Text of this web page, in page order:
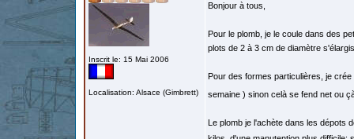
Inscrit le: 15 Mai 2006
Localisation: Alsace (Gimbrett)
Bonjour à tous,
Pour le plomb, je le coule dans des
plots de 2 à 3 cm de diamètre
Pour des formes particulières, je
semaine ) sinon celà se fend net ou
Le plomb je l'achète dans les dépots